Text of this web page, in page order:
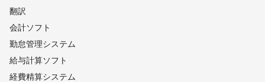
翻訳
会計ソフト
勤怠管理システム
給与計算ソフト
経費精算システム